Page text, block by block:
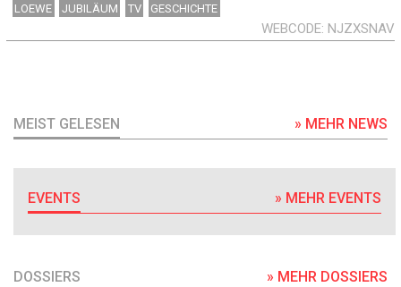
LOEWE JUBILÄUM TV GESCHICHTE
WEBCODE NJZXSNAV
MEIST GELESEN » MEHR NEWS
EVENTS » MEHR EVENTS
DOSSIERS » MEHR DOSSIERS